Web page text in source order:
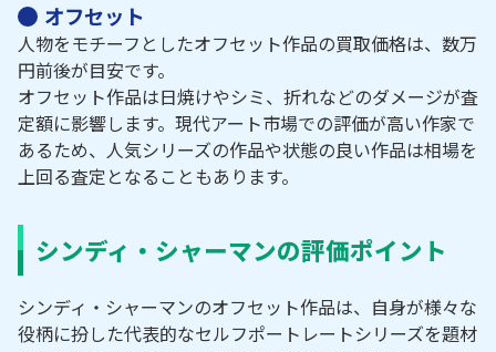
オフセット
人物をモチーフとしたオフセット作品の買取価格は、数万
円前後が目安です。
オフセット作品は日焼けやシミ、折れなどのダメージが査
定額に影響します。現代アート市場での評価が高い作家で
あるため、人気シリーズの作品や状態の良い作品は相場を
上回る査定となることもあります。
シンディ・シャーマンの評価ポイント
シンディ・シャーマンのオフセット作品は、自身が様々な
役柄に扮した代表的なセルフポートレートシリーズを題材